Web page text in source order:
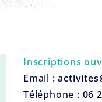
Inscriptions
Email :
Téléphone : 06